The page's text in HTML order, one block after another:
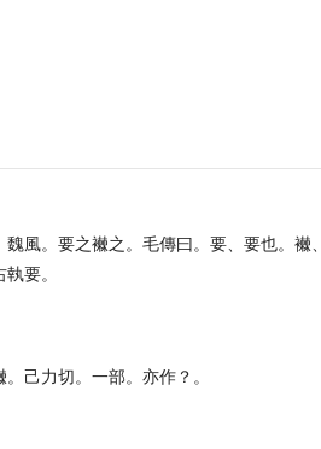
風。要之襋之。毛傳曰。要、要也。
要。
己力切。一部。亦作？。